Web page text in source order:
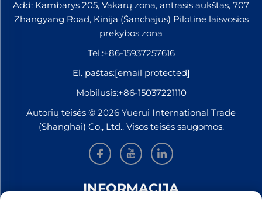
Add: Kambarys 205, Vakarų zona, antrasis aukštas, 707
Zhangyang Road, Kinija (Šanchajus) Pilotinė laisvosios
prekybos zona
Tel.:+86-15937257616
El. paštas:[email protected]
Mobilusis:+86-15037221110
Autorių teisės © 2026 Yuerui International Trade
(Shanghai) Co., Ltd.. Visos teisės saugomos.
INFORMACIJA